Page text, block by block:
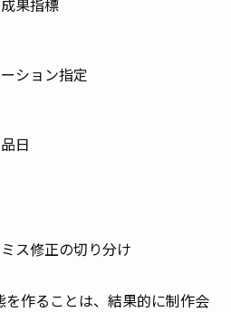
果指標
ション指定
日
ス修正の切り分け
作ることは、結果的に制作会